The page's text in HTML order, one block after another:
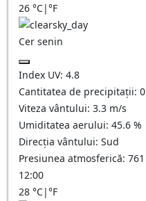
26 °C|°F
Cer senin
Index UV: 4.8
Cantitatea de precipitații: 0
Viteza vântului: 3.3 m/s
Umiditatea aerului: 45.6 %
Direcția vântului: Sud
Presiunea atmosferică: 761
12:00
28 °C|°F